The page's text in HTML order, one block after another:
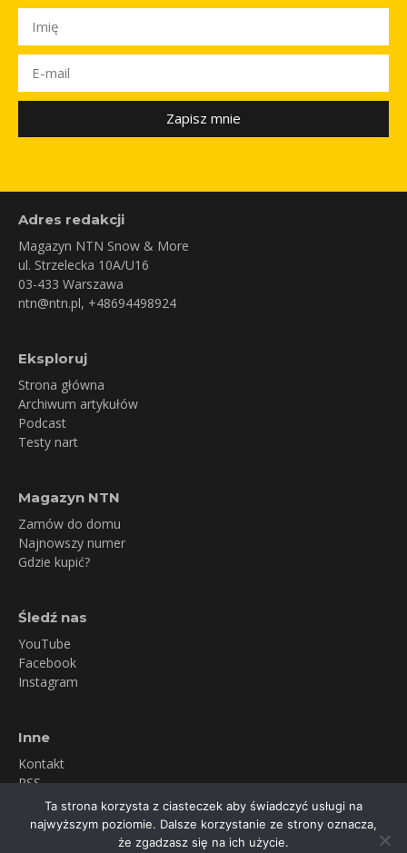
Zapisz mnie
Adres redakcji
Magazyn NTN Snow & More
ul. Strzelecka 10A/U16
03-433 Warszawa
ntn@ntn.pl, +48694498924
Eksploruj
Strona główna
Archiwum artykułów
Podcast
Testy nart
Magazyn NTN
Zamów do domu
Najnowszy numer
Gdzie kupić?
Śledź nas
YouTube
Facebook
Instagram
Inne
Kontakt
RSS
Newsletter
Polityka prywatności
Ta strona korzysta z ciasteczek aby świadczyć usługi na
najwyższym poziomie. Dalsze korzystanie ze strony oznacza,
że zgadzasz się na ich użycie.